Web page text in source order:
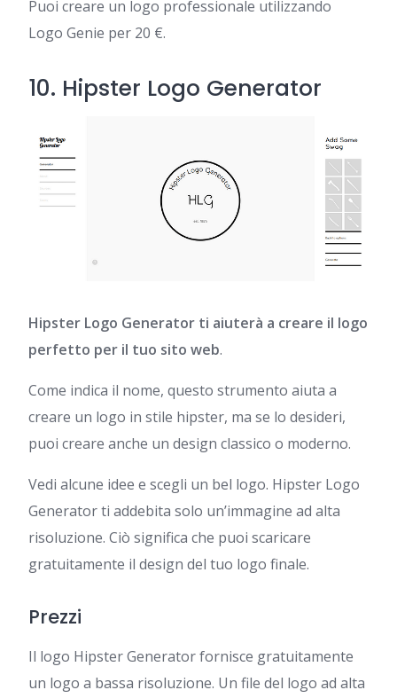
Puoi creare un logo professionale utilizzando
Logo Genie per 20 €.
10. Hipster Logo Generator
Hipster Logo Generator ti aiuterà a creare il logo
perfetto per il tuo sito web.
Come indica il nome, questo strumento aiuta a
creare un logo in stile hipster, ma se lo desideri,
puoi creare anche un design classico o moderno.
Vedi alcune idee e scegli un bel logo. Hipster Logo
Generator ti addebita solo un’immagine ad alta
risoluzione. Ciò significa che puoi scaricare
gratuitamente il design del tuo logo finale.
Prezzi
Il logo Hipster Generator fornisce gratuitamente
un logo a bassa risoluzione. Un file del logo ad alta